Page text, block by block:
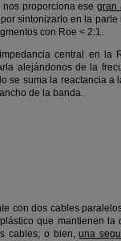
nos proporciona esegran
sintonizarlo en la
con Roe < 2:1.
central en la
alejándonos de la
se suma la reactancia a
de la banda.
con dos cables
que mantienen
cables; o bien,una